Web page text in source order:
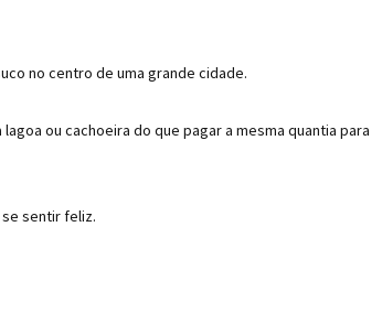
no centro de uma grande cidade.
ou cachoeira do que pagar a mesma quantia para
se sentir feliz.